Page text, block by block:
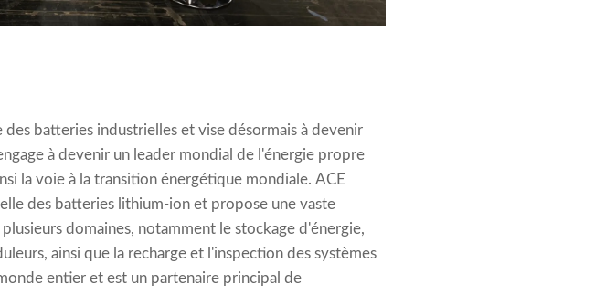
batteries industrielles et vise désormais à devenir
à devenir un leader mondial de l'énergie propre
la voie à la transition énergétique mondiale. ACE
des batteries lithium-ion et propose une vaste
domaines, notamment le stockage d'énergie,
ainsi que la recharge et l'inspection des systèmes
entier et est un partenaire principal de